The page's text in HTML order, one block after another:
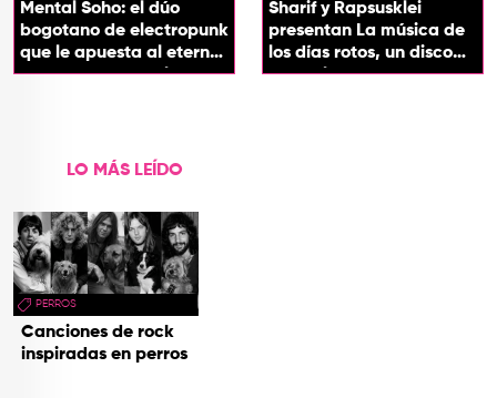
Mental Soho: el dúo
bogotano de electropunk
que le apuesta al eterno
presente con su álbum
Sharif y Rapsusklei
presentan La música de
los días rotos, un disco
que salda una promesa
LO MÁS LEÍDO
PERROS
Canciones de rock
inspiradas en perros